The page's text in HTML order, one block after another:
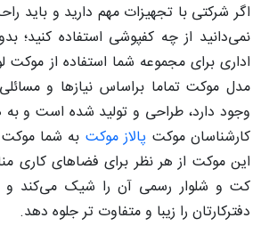
اگر شرکتی با تجهیزات مهم دارید و باید
نمی‌دانید از چه کفپوشی استفاده
اداری برای مجموعه شما استفاده از
مدل موکت تماما براساس نیازها و
وجود دارد، طراحی و تولید شده است و
کارشناسان موکت پالاز موکت به شما
این موکت از هر نظر برای فضاهای
کت و شلوار رسمی آن را شیک می‌کند و
دفترکارتان را زیبا و متفاوت تر جلوه دهد.